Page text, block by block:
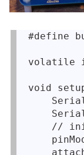
#define
volatile
void
//